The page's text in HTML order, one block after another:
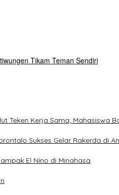
Tikam Teman Sendiri
Teken Kerja Sama; Mahasiswa
Sukses Gelar Rakerda di
El Nino di Minahasa